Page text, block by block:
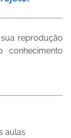
reprodução
conhecimento
aulas